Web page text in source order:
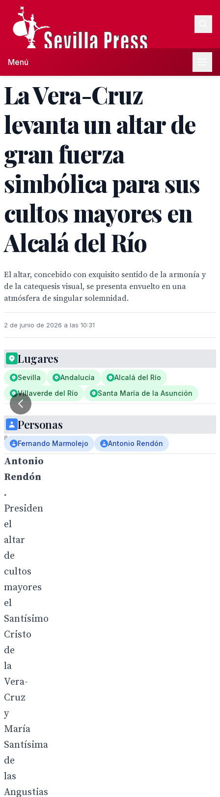
Menú
La Vera-Cruz
levanta un altar de
gran fuerza
simbólica para sus
cultos mayores en
Alcalá del Río
El altar, concebido con exquisito sentido de la armonía y
de la catequesis visual, se presenta envuelto en una
atmósfera de singular solemnidad.
2 de junio de 2026 a las 10:31
1
/
8
Antonio
Rendón
.
Presiden
el
altar
de
cultos
mayores
el
Santísimo
Cristo
de
la
Vera-
Cruz
y
María
Santísima
de
las
Angustias
Lugares
Sevilla Andalucía
Alcalá del Río
Villaverde del Río
Santa María de la Asunción
Personas
Fernando Marmolejo Antonio Rendón